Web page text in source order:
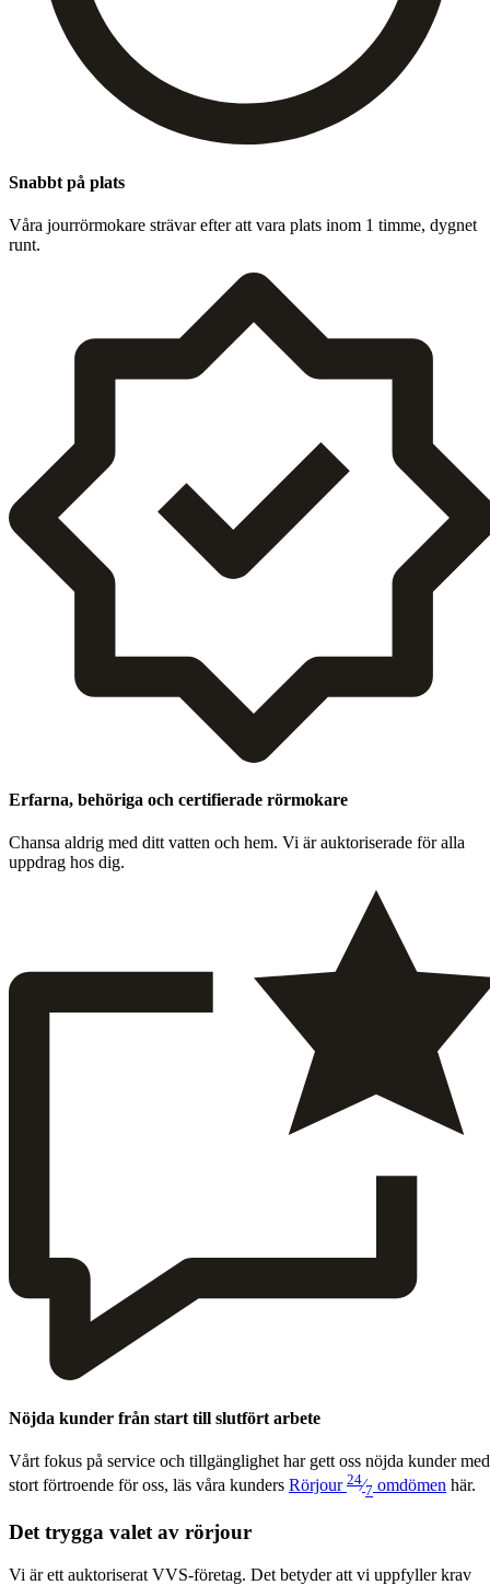
Snabbt på plats
Våra jour­rörmokare strä­var efter att vara plats inom 1 timme, dygnet
runt.
Erfarna, behöriga och certifierade rörmokare
Chansa aldrig med ditt vat­ten och hem. Vi är auk­toris­er­ade för alla
upp­drag hos dig.
Nöjda kunder från start till slutfört arbete
Vårt fokus på ser­vice och till­gäng­lighet har gett oss nöj­da kun­der med
stort förtroende för oss, läs våra kun­ders Rör­jour 24⁄7 omdö­men här.
Det trygga valet av rörjour
Vi är ett auktoriserat VVS-företag. Det betyder att vi uppfyller krav